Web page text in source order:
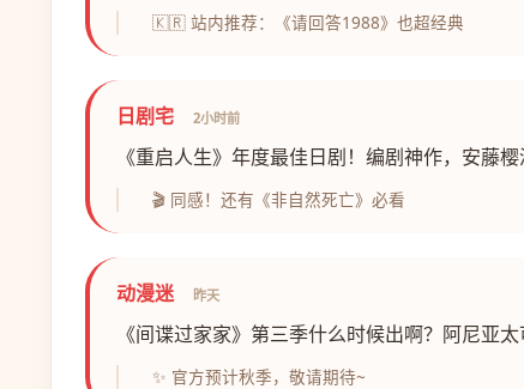
🇰🇷 站内推荐：《请回答1988》也超经典
日剧宅 2小时前
《重启人生》年度最佳日剧！编剧神作，安藤樱
🎬 同感！还有《非自然死亡》必看
动漫迷 昨天
《间谍过家家》第三季什么时候出啊？阿尼亚太
✨ 官方预计秋季，敬请期待~